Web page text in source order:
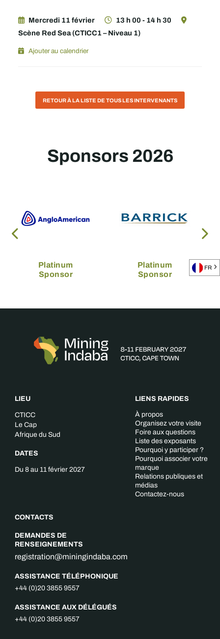
Mercredi 11 février
13 h 00 - 14 h 30
Scène Red Sea (CTICC1 – Niveau 1)
Ajouter au calendrier
RETOUR À LA LISTE DE TOUS LES INTERVENANTS
Sponsors 2026
Platinum
Sponsor
Platinum
Sponsor
LIEU
CTICC
Le Cap
Afrique du Sud
DATES
Du 8 au 11 février 2027
CONTACTS
DEMANDES DE
RENSEIGNEMENTS
registration@miningindaba.com
ASSISTANCE TÉLÉPHONIQUE
+44 (0)20 3855 9557
ASSISTANCE AUX DÉLÉGUÉS
+44 (0)20 3855 9557
LIENS RAPIDES
À propos
Organisez votre visite
Foire aux questions
Liste des exposants
Pourquoi y participer ?
Pourquoi associer votre
marque
Relations publiques et
médias
Contactez-nous
FR